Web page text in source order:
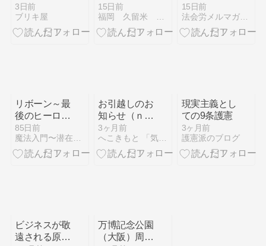
動画投稿
3日前
ブリキ屋
募集】福岡市
～久留米・筑
後地域などで
15日前
福岡 久留米 吉野労務管理事務所
した失敗から
学ぶmintsの
細かな仕様事
まう！？その
他
15日前
法会労メルマガ バックナンバー
リボーン～最
後のヒーロー
～社長な主人
公はコロナウ
ィルスを信じ
85日前
魔法入門〜潜在意識〜真を見抜く秘法〜
お引越しのお
知らせ（ｎｏ
ｔｅ）
3ヶ月前
へこきもと 「気まぐれブログ」
現実主義とし
ての9条護憲
3ヶ月前
護憲派のブログ
ビジネスが敬
遠される原因
万博記念公園
（大阪）周辺